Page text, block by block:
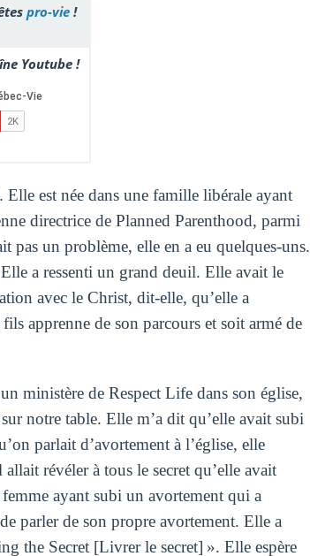
pro-vie !
Youtube !
est née dans une famille libérale ayant
directrice de Planned Parenthood, parmi
pas un problème, elle en a eu quelques-uns.
a ressenti un grand deuil. Elle avait le
avec le Christ, dit-elle, qu’elle a
apprenne de son parcours et soit armé de
ministère de Respect Life dans son église,
notre table. Elle m’a dit qu’elle avait subi
parlait d’avortement à l’église, elle
révéler à tous le secret qu’elle avait
ayant subi un avortement qui a
parler de son propre avortement. Elle a
the Secret [Livrer le secret] ». Elle espère